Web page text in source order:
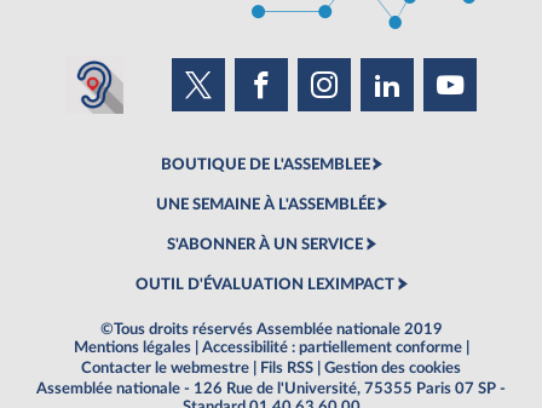
BOUTIQUE DE L'ASSEMBLEE
UNE SEMAINE À L'ASSEMBLÉE
S'ABONNER À UN SERVICE
OUTIL D'ÉVALUATION LEXIMPACT
©Tous droits réservés Assemblée nationale 2019
Mentions légales
Accessibilité : partiellement conforme
Contacter le webmestre
Fils RSS
Gestion des cookies
Assemblée nationale - 126 Rue de l'Université, 75355 Paris 07 SP -